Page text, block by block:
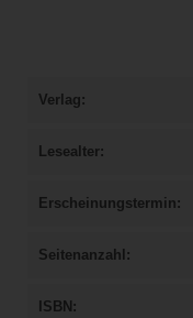
Verlag
Lesealter
Erscheinungstermin
Seitenanzahl
ISBN